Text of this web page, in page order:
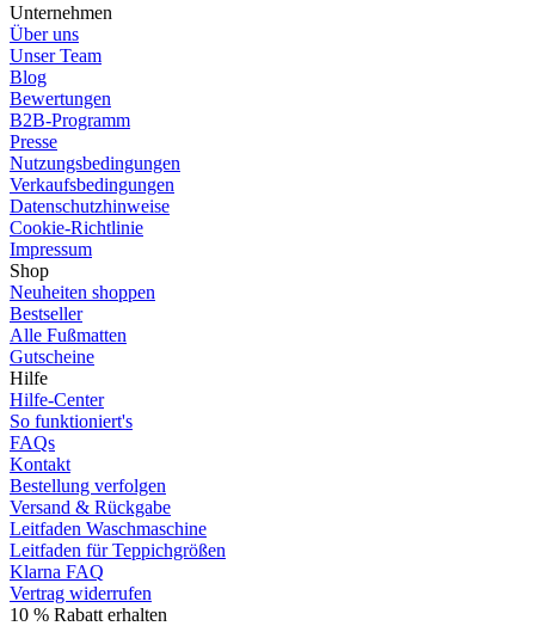
Unternehmen
Über uns
Unser Team
Blog
Bewertungen
B2B-Programm
Presse
Nutzungsbedingungen
Verkaufsbedingungen
Datenschutzhinweise
Cookie-Richtlinie
Impressum
Shop
Neuheiten shoppen
Bestseller
Alle Fußmatten
Gutscheine
Hilfe
Hilfe-Center
So funktioniert's
FAQs
Kontakt
Bestellung verfolgen
Versand & Rückgabe
Leitfaden Waschmaschine
Leitfaden für Teppichgrößen
Klarna FAQ
Vertrag widerrufen
10 % Rabatt erhalten